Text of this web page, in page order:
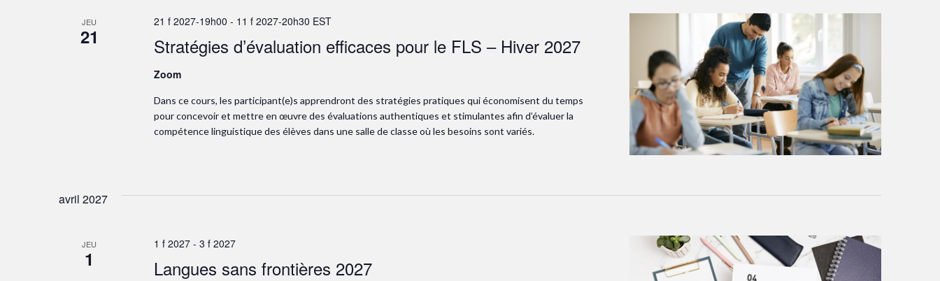
JEU
21 Stratégies d’évaluation efficaces pour le FLS – Hiver 2027
21 f 2027-19h00 - 11 f 2027-20h30 EST
Zoom
Dans ce cours, les participant(e)s apprendront des stratégies pratiques qui économisent du temps
pour concevoir et mettre en œuvre des évaluations authentiques et stimulantes afin d’évaluer la
compétence linguistique des élèves dans une salle de classe où les besoins sont variés.
avril 2027
JEU
1 Langues sans frontières 2027
1 f 2027- 3 f 2027